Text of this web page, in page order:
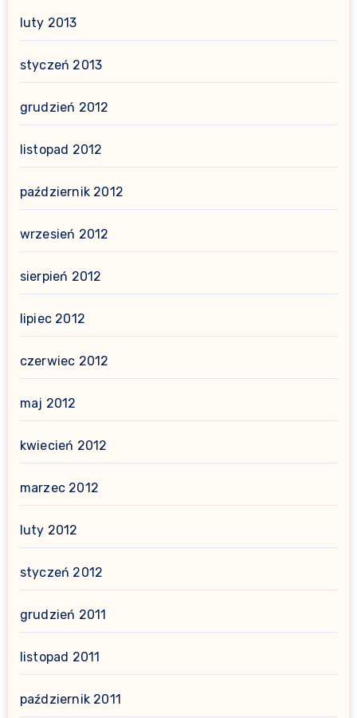
luty 2013
styczeń 2013
grudzień 2012
listopad 2012
październik 2012
wrzesień 2012
sierpień 2012
lipiec 2012
czerwiec 2012
maj 2012
kwiecień 2012
marzec 2012
luty 2012
styczeń 2012
grudzień 2011
listopad 2011
październik 2011